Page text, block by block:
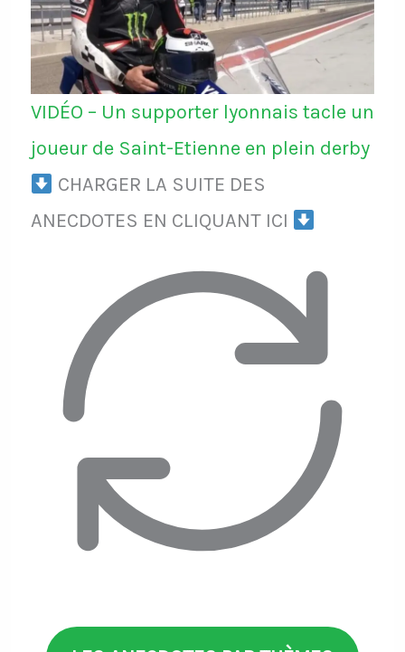
VIDÉO – Un supporter lyonnais tacle un
joueur de Saint-Etienne en plein derby
CHARGER LA SUITE DES
ANECDOTES EN CLIQUANT ICI